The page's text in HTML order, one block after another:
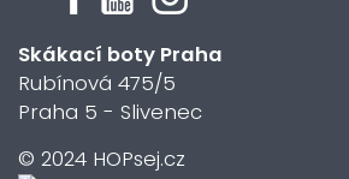
Skákací boty Praha
Rubínová 475/5
Praha 5 - Slivenec
© 2024 HOPsej.cz